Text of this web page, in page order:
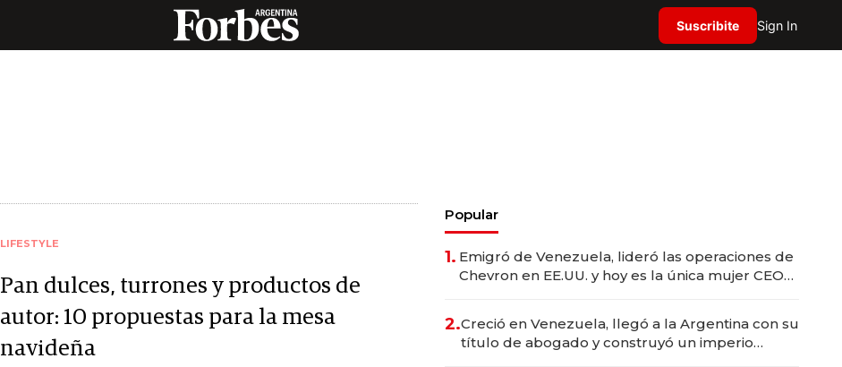
Suscribite Sign In
LIFESTYLE
Pan dulces, turrones y productos de
autor: 10 propuestas para la mesa
navideña
Popular
1. Emigró de Venezuela, lideró las operaciones de
Chevron en EE.UU. y hoy es la única mujer CEO
2.Creció en Venezuela, llegó a la Argentina con su
título de abogado y construyó un imperio